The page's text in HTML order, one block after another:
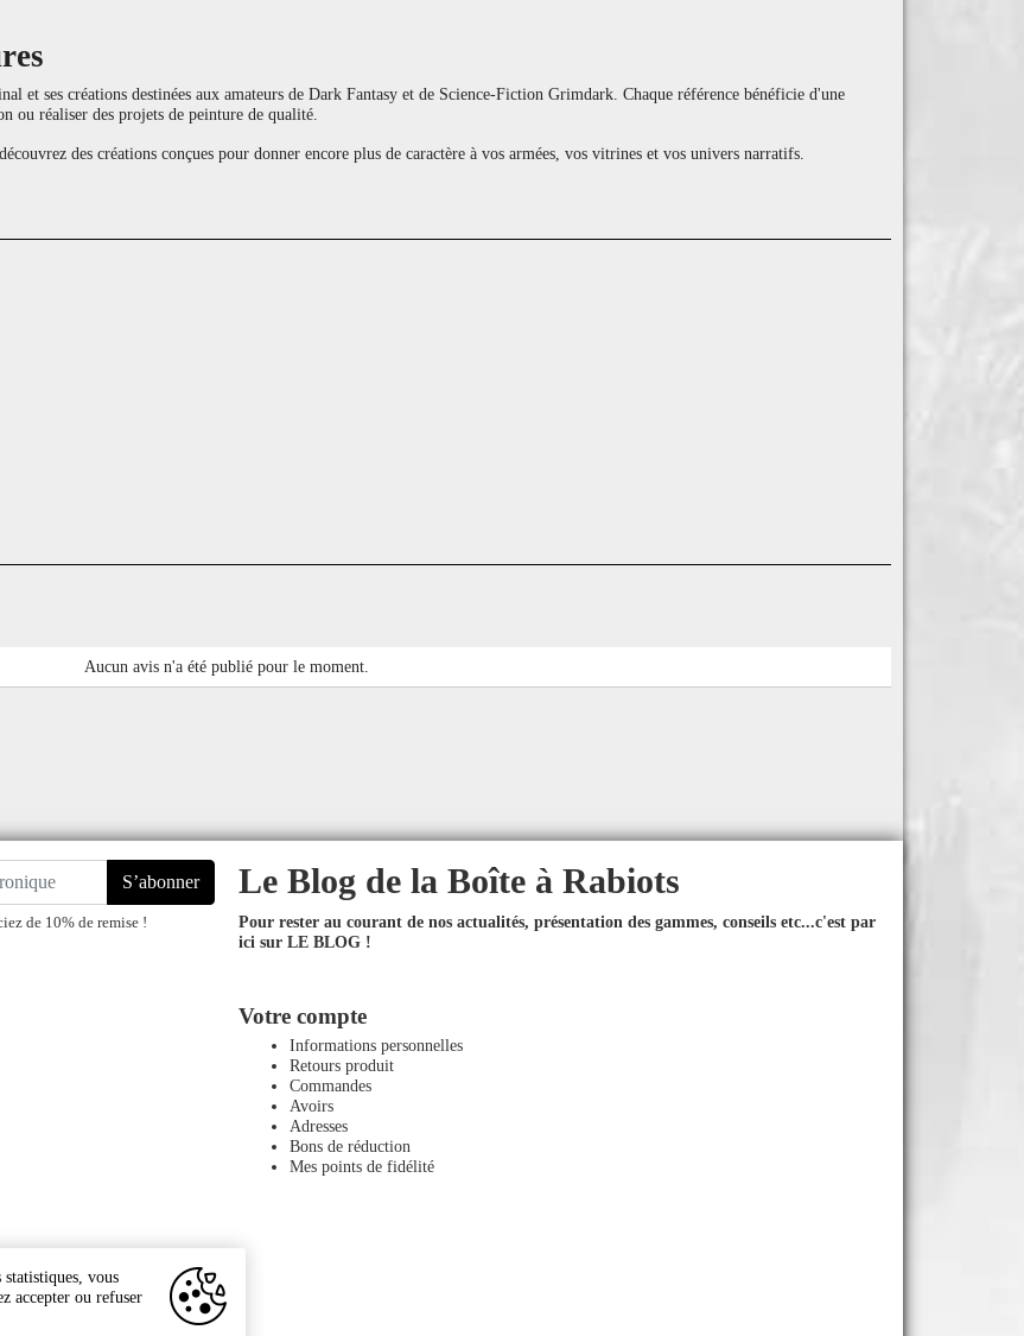
et ses créations destinées aux amateurs de Dark Fantasy et de Science-Fiction Grimdark. Chaque référence bénéficie d'une
ou réaliser des projets de peinture de qualité.
des créations conçues pour donner encore plus de caractère à vos armées, vos vitrines et vos univers narratifs.
Aucun avis n'a été publié pour le moment.
S’abonner
de 10% de remise !
Le Blog de la Boîte à Rabiots
Pour rester au courant de nos actualités, présentation des gammes, conseils etc...c'est par
ici sur LE BLOG !
Votre compte
Informations personnelles
Retours produit
Commandes
Avoirs
Adresses
Bons de réduction
Mes points de fidélité
vous
accepter ou refuser